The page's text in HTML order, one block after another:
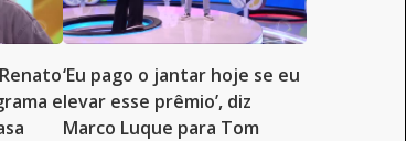
e
‘Eu pago o jantar hoje se eu
levar esse prêmio’, diz
Marco Luque para Tom